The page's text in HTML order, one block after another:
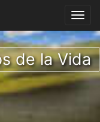
de la Vida